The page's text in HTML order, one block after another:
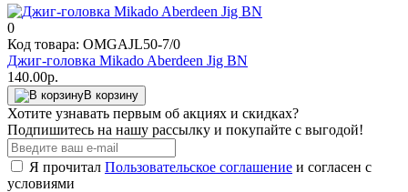
0
Код товара: OMGAJL50-7/0
Джиг-головка Mikado Aberdeen Jig BN
140.00р.
В корзину
Хотите узнавать первым об акциях и скидках?
Подпишитесь на нашу рассылку и покупайте с выгодой!
Я прочитал Пользовательское соглашение и согласен с
условиями